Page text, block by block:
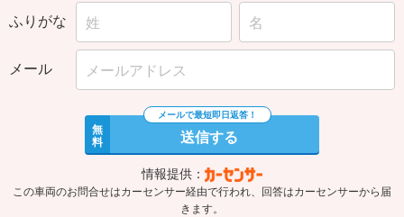
ふりがな
メール
無
料 送信する
情報提供：
この車両のお問合せはカーセンサー経由で行われ、回答はカーセンサーから届
きます。